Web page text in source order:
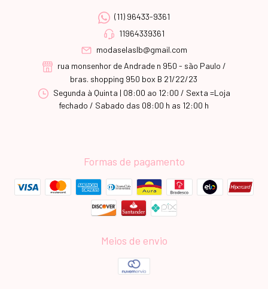
(11) 96433-9361
11964339361
modaselaslb@gmail.com
rua monsenhor de Andrade n 950 - são Paulo /
bras. shopping 950 box B 21/22/23
Segunda à Quinta | 08:00 ao 12:00 / Sexta =Loja
fechado / Sabado das 08:00 h as 12:00 h
Formas de pagamento
Meios de envio